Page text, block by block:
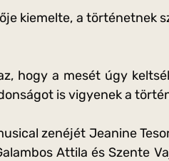
kiemelte, a történetnek
hogy a mesét úgy
is vigyenek a
zenéjét Jeanine
Attila és Szente